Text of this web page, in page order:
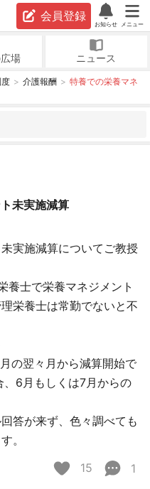
会員登録
お知らせ メニュー
場 ニュース
介護報酬
特養での栄養マネ
未実施減算
実施減算についてご教授
養士で栄養マネジメント
栄養士は常勤でないと不
の翌々月から減算開始で
6月もしくは7月からの
答が来ず、色々調べても
。
15
1